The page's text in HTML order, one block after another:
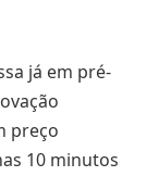
já em pré-
preço
10 minutos